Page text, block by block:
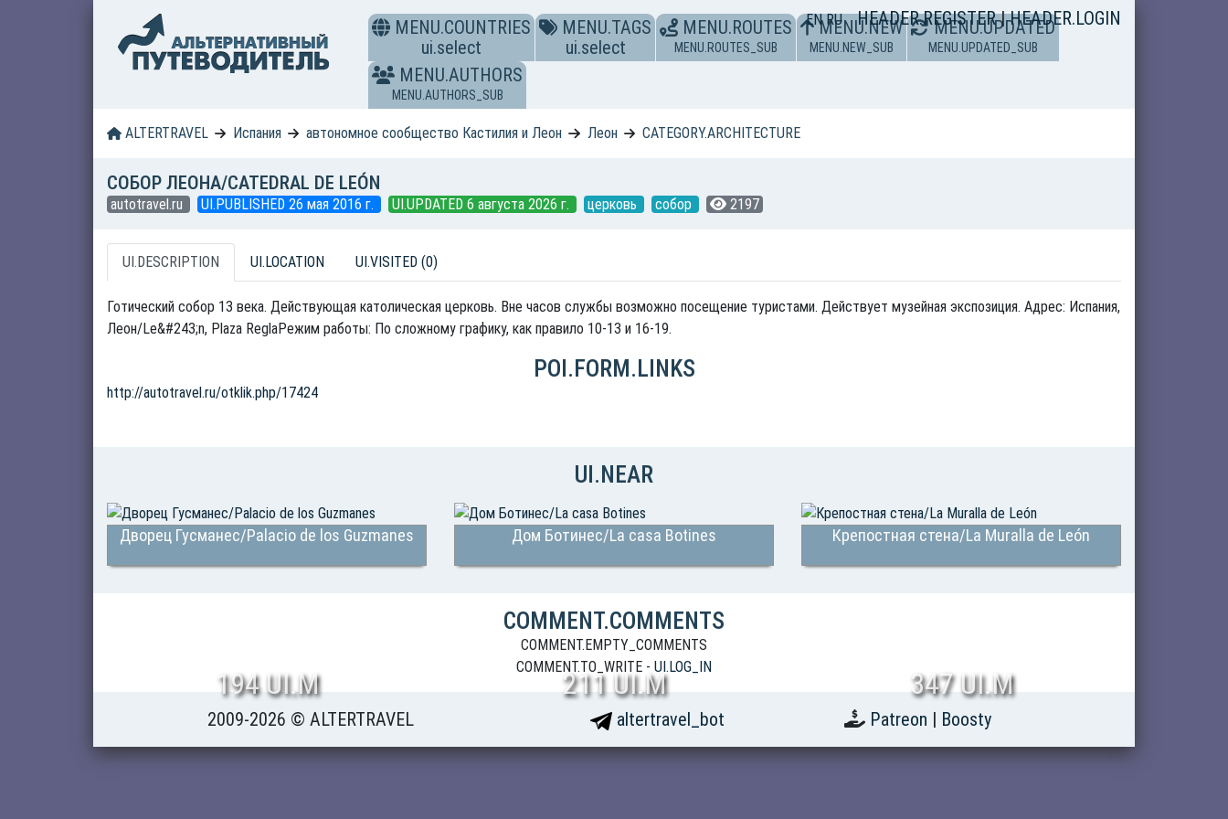
ENRU HEADER.REGISTER|HEADER.LOGIN
MENU.COUNTRIES
ui.select
MENU.TAGS
ui.select
MENU.ROUTES
MENU.ROUTES_SUB
MENU.NEW
MENU.NEW_SUB
MENU.UPDATED
MENU.UPDATED_SUB
MENU.AUTHORS
MENU.AUTHORS_SUB
ALTERTRAVEL Испания автономное сообщество Кастилия и Леон Леон CATEGORY.ARCHITECTURE
СОБОР ЛЕОНА/CATEDRAL DE LEÓN
autotravel.ru UI.PUBLISHED 26 мая 2016 г. UI.UPDATED 6 августа 2026 г. церковь собор 2197
UI.DESCRIPTION UI.LOCATION UI.VISITED (0)
Готический собор 13 века. Действующая католическая церковь. Вне часов службы возможно посещение туристами. Действует музейная экспозиция. Адрес: Испания,
Леон/Le&#243;n, Plaza ReglaРежим работы: По сложному графику, как правило 10-13 и 16-19.
POI.FORM.LINKS
http://autotravel.ru/otklik.php/17424
UI.NEAR
Дворец Гусманес/Palacio de los Guzmanes
194 UI.M
Дом Ботинес/La casa Botines
211 UI.M
Крепостная стена/La Muralla de León
347 UI.M
COMMENT.COMMENTS
COMMENT.EMPTY_COMMENTS
COMMENT.TO_WRITE - UI.LOG_IN
2009-2026 © ALTERTRAVEL altertravel_bot Patreon | Boosty